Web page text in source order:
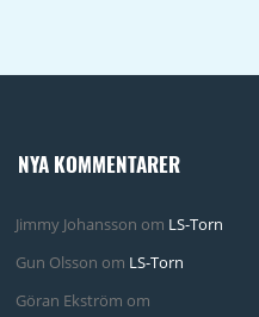
NYA KOMMENTARER
Jimmy Johansson om LS-Torn
Gun Olsson om LS-Torn
Göran Ekström om